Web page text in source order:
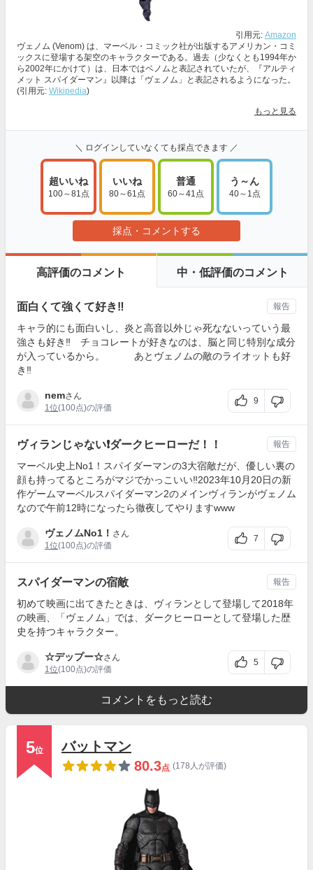
引用元: Amazon
ヴェノム (Venom) は、マーベル・コミック社が出版するアメリカン・コミ
ックスに登場する架空のキャラクターである。過去（少なくとも1994年か
ら2002年にかけて）は、日本ではベノムと表記されていたが、『アルティ
メット スパイダーマン』以降は「ヴェノム」と表記されるようになった。
(引用元: Wikipedia)
もっと見る
＼ ログインしていなくても採点できます ／
超いいね
100～81点
いいね
80～61点
普通
60～41点
う～ん
40～1点
採点・コメントする
高評価のコメント 中・低評価のコメント
面白くて強くて好き‼️
キャラ的にも面白いし、炎と高音以外じゃ死なないっていう最
強さも好き‼️ チョコレートが好きなのは、脳と同じ特別な成分
が入っているから。 あとヴェノムの敵のライオットも好
き‼️
nemさん
1位(100点)の評価
9
報告
ヴィランじゃない❗️ダークヒーローだ！！
マーベル史上No1！スパイダーマンの3大宿敵だが、優しい裏の
顔も持ってるところがマジでかっこいい‼️2023年10月20日の新
作ゲームマーベルスパイダーマン2のメインヴィランがヴェノム
なので午前12時になったら徹夜してやりますwww
ヴェノムNo1！ さん
1位(100点)の評価
7
報告
スパイダーマンの宿敵
初めて映画に出てきたときは、ヴィランとして登場して2018年
の映画、「ヴェノム」では、ダークヒーローとして登場した歴
史を持つキャラクター。
☆デップー☆さん
1位(100点)の評価
5
報告
コメントをもっと読む
5位
バットマン
80.3点 (178人が評価)